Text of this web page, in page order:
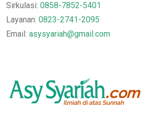
Sirkulasi: 0858-7852-5401
Layanan: 0823-2741-2095
Email: asysyariah@gmail.com